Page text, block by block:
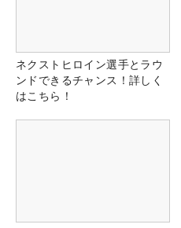
ネクストヒロイン選手とラウ
ンドできるチャンス！詳しく
はこちら！